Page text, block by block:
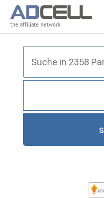
the affiliate network